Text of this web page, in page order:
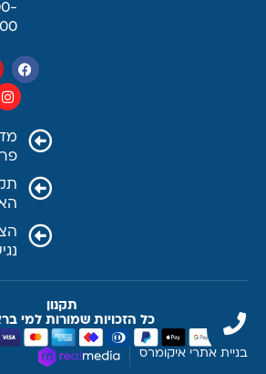
תקנון
כל הזכויות שמורות למי
בניית אתרי איקומרס